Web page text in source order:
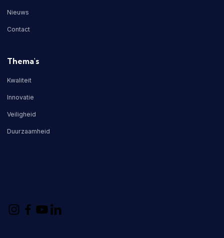
Nieuws
Contact
Thema's
Kwaliteit
Innovatie
Veiligheid
Duurzaamheid